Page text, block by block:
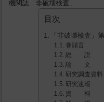
機関誌「非破壊検査」
目次
「非破壊検査
巻頭言
総 説
論 文
研究調査資料
研究速報
資 料